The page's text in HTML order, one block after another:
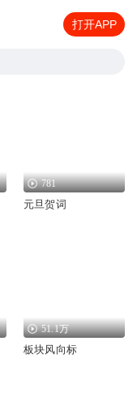
打开APP
781
元旦贺词
51.1万
板块风向标